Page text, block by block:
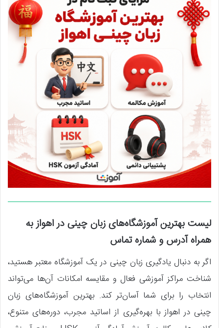
لیست بهترین آموزشگاه‌های زبان چینی در اهواز به
همراه آدرس و شماره تماس
اگر به دنبال یادگیری زبان چینی در یک آموزشگاه معتبر هستید،
شناخت مراکز آموزشی فعال و مقایسه امکانات آن‌ها می‌تواند
انتخاب را برای شما آسان‌تر کند. بهترین آموزشگاه‌های زبان
چینی در اهواز با بهره‌گیری از اساتید مجرب، دوره‌های متنوع،